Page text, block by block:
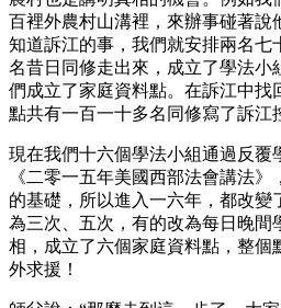
百裡外農村山溝裡，來辦事碰著說
知道訴江的事，我們就安排兩名七
名昔日同修走出來，成立了學法小
們成立了家庭資料點。在訴江中找
點共有一百一十多名同修寫了訴江
現在我們十六個學法小組通過反覆
《二零一五年美國西部法會講法
的基礎，所以進入一六年，都改變
為三次、五次，有的改為每日晚間
相，成立了六個家庭資料點，整個
外求援！